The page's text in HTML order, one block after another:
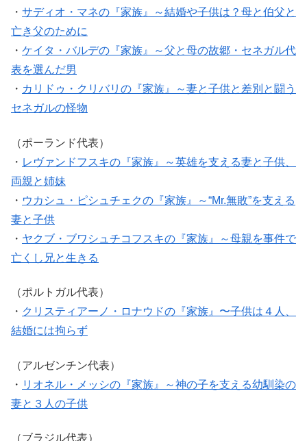
・ サディオ・マネの『家族』～結婚や子供は？母と伯父と
亡き父のために
・ ケイタ・バルデの『家族』～父と母の故郷・セネガル代
表を選んだ男
・ カリドゥ・クリバリの『家族』～妻と子供と差別と闘う
セネガルの怪物
（ポーランド代表）
・ レヴァンドフスキの『家族』～英雄を支える妻と子供、
両親と姉妹
・ ウカシュ・ピシュチェクの『家族』～“Mr.無敗”を支える
妻と子供
・ ヤクブ・ブワシュチコフスキの『家族』～母親を事件で
亡くし兄と生きる
（ポルトガル代表）
・ クリスティアーノ・ロナウドの『家族』〜子供は４人、
結婚には拘らず
（アルゼンチン代表）
・ リオネル・メッシの『家族』～神の子を支える幼馴染の
妻と３人の子供
（ブラジル代表）